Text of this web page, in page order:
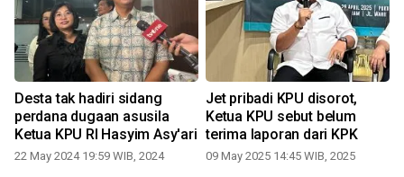
Desta tak hadiri sidang
perdana dugaan asusila
Ketua KPU RI Hasyim Asy'ari
22 May 2024 19:59 WIB, 2024
Jet pribadi KPU disorot,
Ketua KPU sebut belum
terima laporan dari KPK
09 May 2025 14:45 WIB, 2025